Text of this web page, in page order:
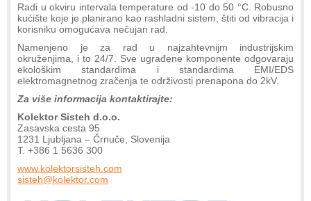
Radi u okviru intervala temperature od -10 do 50 °C. Robusno
kućište koje je planirano kao rashladni sistem, štiti od vibracija i
korisniku omogućava nečujan rad.
Namenjeno je za rad u najzahtevnijm industrijskim
okruženjima, i to 24/7. Sve ugrađene komponente odgovaraju
ekološkim standardima i standardima EMI/EDS
elektromagnetnog zračenja te održivosti prenapona do 2kV.
Za više informacija kontaktirajte:
Kolektor Sisteh d.o.o.
Zasavska cesta 95
1231 Ljubljana – Črnuče, Slovenija
T. +386 1 5636 300
www.kolektorsisteh.com
sisteh@kolektor.com